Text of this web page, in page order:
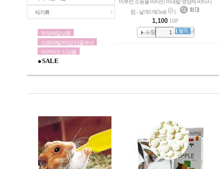
식기류
한정세일상품
쇼핑레빌3이상 단골코너
따끈따끈 신상품
● S A L E
마루칸 소동물 비타민 미네랄 영양제 비타시
럽 - 낱개1개(5ml)
1
1,100 10P